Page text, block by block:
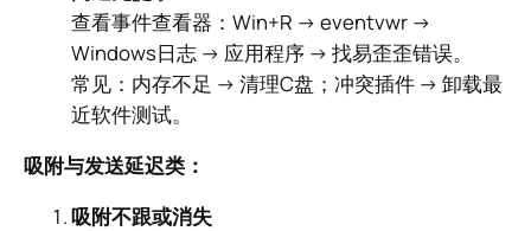
查看事件查看器：Win+R → eventvwr →
Windows日志 → 应用程序 → 找易歪歪错误。
常见：内存不足 → 清理C盘；冲突插件 → 卸载最
近软件测试。
吸附与发送延迟类：
吸附不跟或消失